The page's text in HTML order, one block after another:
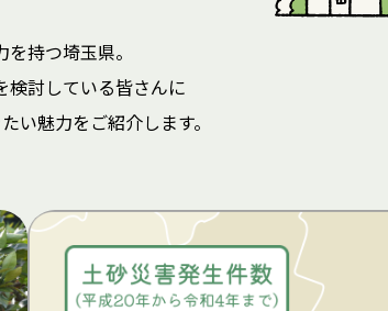
持つ埼玉県。
検討している皆さんに
い魅力をご紹介します。